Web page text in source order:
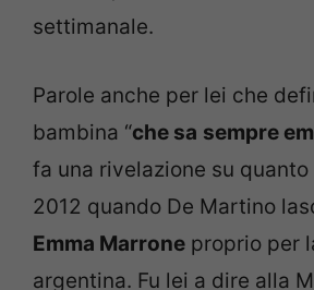
settimanale.
Parole anche per lei che
bambina “che sa sempre
fa una rivelazione su
2012 quando De Martino
Emma Marrone proprio per
argentina. Fu lei a dire alla